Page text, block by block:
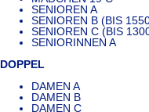
SENIOREN A
SENIOREN B (BIS
SENIOREN C (BIS
SENIORINNEN A
DOPPEL
DAMEN A
DAMEN B
DAMEN C